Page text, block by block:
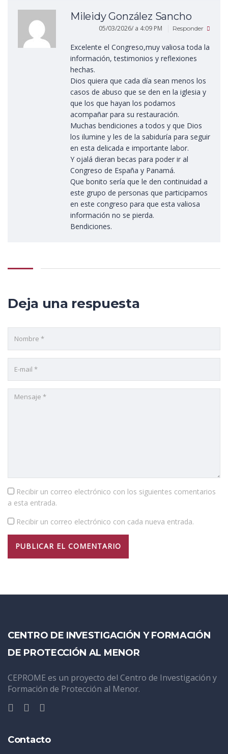
Mileidy González Sancho
05/03/2026/ a 4:09 PM Responder
Excelente el Congreso,muy valiosa toda la
información, testimonios y reflexiones
hechas.
Dios quiera que cada día sean menos los
casos de abuso que se den en la iglesia y
que los que hayan los podamos
acompañar para su restauración.
Muchas bendiciones a todos y que Dios
los ilumine y les de la sabiduría para seguir
en esta delicada e importante labor.
Y ojalá dieran becas para poder ir al
Congreso de España y Panamá.
Que bonito sería que le den continuidad a
este grupo de personas que participamos
en este congreso para que esta valiosa
información no se pierda.
Bendiciones.
Deja una respuesta
Recibir un correo electrónico con los siguientes comentarios
a esta entrada.
Recibir un correo electrónico con cada nueva entrada.
CENTRO DE INVESTIGACIÓN Y FORMACIÓN
DE PROTECCIÓN AL MENOR
CEPROME es un proyecto del Centro de Investigación y
Formación de Protección al Menor.
Contacto